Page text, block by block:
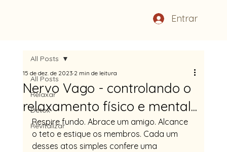
Entrar
All Posts
Relaxar
Detox
Revitalizar
All Posts
Nervo Vago - controlando o
relaxamento físico e mental...
15 de dez. de 20232 min de leitura
Respire fundo. Abrace um amigo. Alcance
o teto e estique os membros. Cada um
desses atos simples confere uma